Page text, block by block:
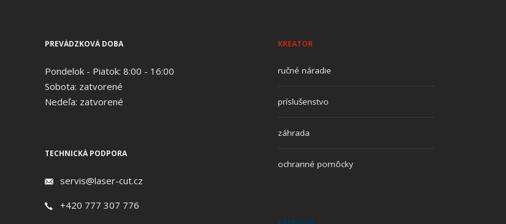
PREVÁDZKOVÁ DOBA
Pondelok - Piatok: 8:00 - 16:00
Sobota: zatvorené
Nedeľa: zatvorené
TECHNICKÁ PODPORA
servis@laser-cut.cz
+420 777 307 776
KREATOR
ručné náradie
príslušenstvo
záhrada
ochranné pomôcky